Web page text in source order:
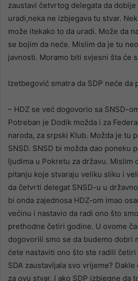
zaustavi četvrtog delegata da dobije
uradi,neka ne izbjegava tu stvar.
može itekako to da uradi. Može da
se bojim da neće. Mislim da je tu
javnosti. Moramo biti svjesni šta će
Izetbegović smatra da SDP neće da
– HDZ se već dogovorio sa SNSD-
Potreban je Dodik možda i za
naroda, za srpski Klub. Možda je tu
SNSD. SNSD bi možda dao poneku
ljudima u Pokretu za državu. Mislim
pitanju koje stvaraju veliku sliku i
da četvrti delegat SNSD-u u
bi onda zajednosa HDZ-om imao
većinu i nastavio da radi ono što
prethodne četiri godine. U ovome
dogovorili smo se da budemo dobri
ćete nastaviti ono što ste radili četiri
SDA zaustavljala svo vrijeme?
za ovu stvar. I ako SDP izbjegne da